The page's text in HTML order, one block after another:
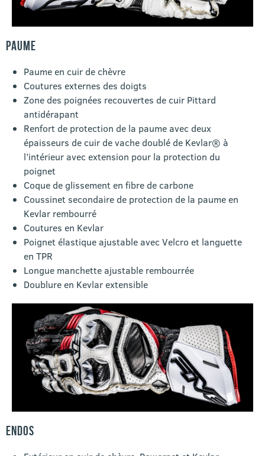
PAUME
Paume en cuir de chèvre
Coutures externes des doigts
Zone des poignées recouvertes de cuir Pittard
antidérapant
Renfort de protection de la paume avec deux
épaisseurs de cuir de vache doublé de Kevlar® à
l’intérieur avec extension pour la protection du
poignet
Coque de glissement en fibre de carbone
Coussinet secondaire de protection de la paume en
Kevlar rembourré
Coutures en Kevlar
Poignet élastique ajustable avec Velcro et languette
en TPR
Longue manchette ajustable rembourrée
Doublure en Kevlar extensible
ENDOS